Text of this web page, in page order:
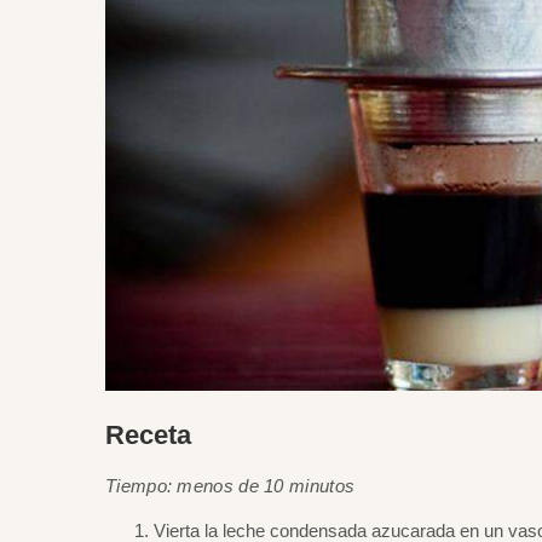
Receta
Tiempo: menos de 10 minutos
Vierta la leche condensada azucarada en un